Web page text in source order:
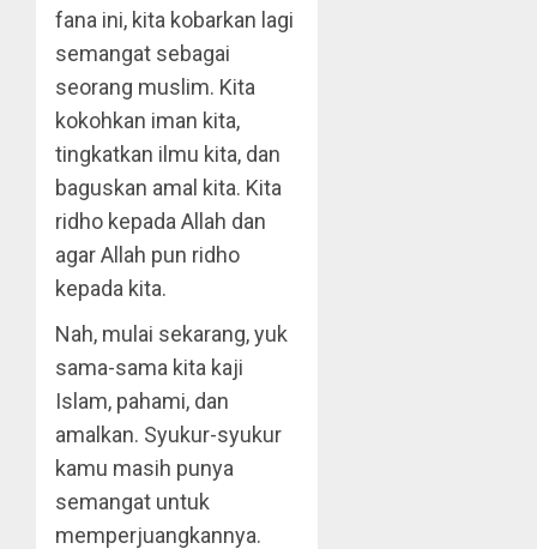
fana ini, kita kobarkan lagi
semangat sebagai
seorang muslim. Kita
kokohkan iman kita,
tingkatkan ilmu kita, dan
baguskan amal kita. Kita
ridho kepada Allah dan
agar Allah pun ridho
kepada kita.
Nah, mulai sekarang, yuk
sama-sama kita kaji
Islam, pahami, dan
amalkan. Syukur-syukur
kamu masih punya
semangat untuk
memperjuangkannya.